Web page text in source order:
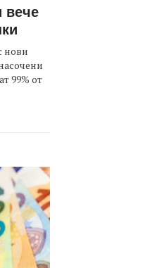
вече
нови
99% от